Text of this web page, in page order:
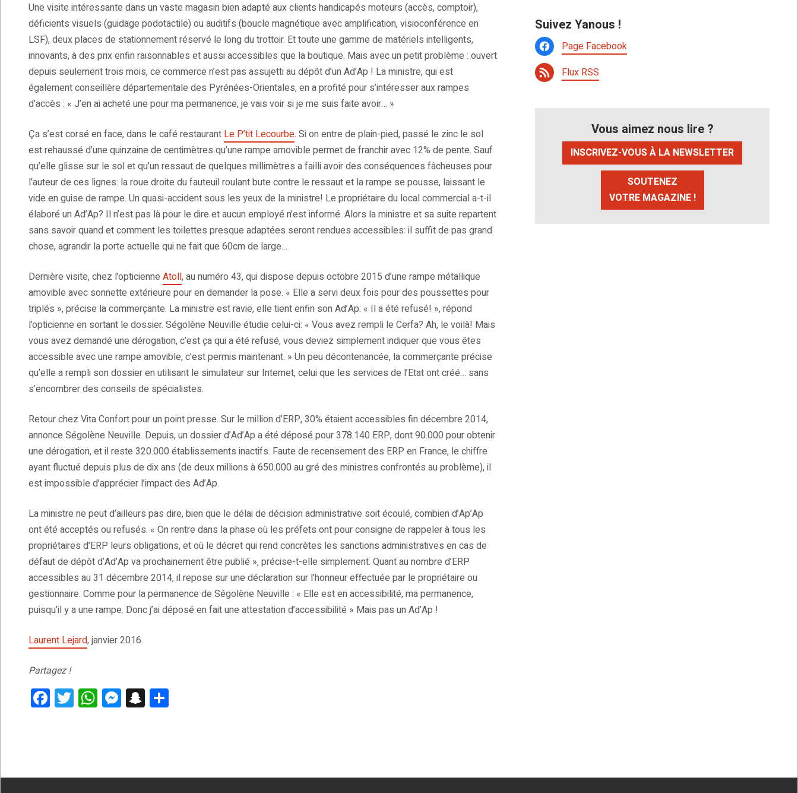
Une visite intéressante dans un vaste magasin bien adapté aux clients handicapés moteurs (accès, comptoir),
déficients visuels (guidage podotactile) ou auditifs (boucle magnétique avec amplification, visioconférence en
LSF), deux places de stationnement réservé le long du trottoir. Et toute une gamme de matériels intelligents,
innovants, à des prix enfin raisonnables et aussi accessibles que la boutique. Mais avec un petit problème : ouvert
depuis seulement trois mois, ce commerce n’est pas assujetti au dépôt d’un Ad’Ap ! La ministre, qui est
également conseillère départementale des Pyrénées-Orientales, en a profité pour s’intéresser aux rampes
d’accès : « J’en ai acheté une pour ma permanence, je vais voir si je me suis faite avoir… »
Ça s’est corsé en face, dans le café restaurant Le P’tit Lecourbe. Si on entre de plain-pied, passé le zinc le sol
est rehaussé d’une quinzaine de centimètres qu’une rampe amovible permet de franchir avec 12% de pente. Sauf
qu’elle glisse sur le sol et qu’un ressaut de quelques millimètres a failli avoir des conséquences fâcheuses pour
l’auteur de ces lignes: la roue droite du fauteuil roulant bute contre le ressaut et la rampe se pousse, laissant le
vide en guise de rampe. Un quasi-accident sous les yeux de la ministre! Le propriétaire du local commercial a-t-il
élaboré un Ad’Ap? Il n’est pas là pour le dire et aucun employé n’est informé. Alors la ministre et sa suite repartent
sans savoir quand et comment les toilettes presque adaptées seront rendues accessibles: il suffit de pas grand
chose, agrandir la porte actuelle qui ne fait que 60cm de large…
Dernière visite, chez l’opticienne Atoll, au numéro 43, qui dispose depuis octobre 2015 d’une rampe métallique
amovible avec sonnette extérieure pour en demander la pose. « Elle a servi deux fois pour des poussettes pour
triplés », précise la commerçante. La ministre est ravie, elle tient enfin son Ad’Ap: « Il a été refusé! », répond
l’opticienne en sortant le dossier. Ségolène Neuville étudie celui-ci: « Vous avez rempli le Cerfa? Ah, le voilà! Mais
vous avez demandé une dérogation, c’est ça qui a été refusé, vous deviez simplement indiquer que vous êtes
accessible avec une rampe amovible, c’est permis maintenant. » Un peu décontenancée, la commerçante précise
qu’elle a rempli son dossier en utilisant le simulateur sur Internet, celui que les services de l’Etat ont créé… sans
s’encombrer des conseils de spécialistes.
Retour chez Vita Confort pour un point presse. Sur le million d’ERP, 30% étaient accessibles fin décembre 2014,
annonce Ségolène Neuville. Depuis, un dossier d’Ad’Ap a été déposé pour 378.140 ERP, dont 90.000 pour obtenir
une dérogation, et il reste 320.000 établissements inactifs. Faute de recensement des ERP en France, le chiffre
ayant fluctué depuis plus de dix ans (de deux millions à 650.000 au gré des ministres confrontés au problème), il
est impossible d’apprécier l’impact des Ad’Ap.
La ministre ne peut d’ailleurs pas dire, bien que le délai de décision administrative soit écoulé, combien d’Ap’Ap
ont été acceptés ou refusés. « On rentre dans la phase où les préfets ont pour consigne de rappeler à tous les
propriétaires d’ERP leurs obligations, et où le décret qui rend concrètes les sanctions administratives en cas de
défaut de dépôt d’Ad’Ap va prochainement être publié », précise-t-elle simplement. Quant au nombre d’ERP
accessibles au 31 décembre 2014, il repose sur une déclaration sur l’honneur effectuée par le propriétaire ou
gestionnaire. Comme pour la permanence de Ségolène Neuville : « Elle est en accessibilité, ma permanence,
puisqu’il y a une rampe. Donc j’ai déposé en fait une attestation d’accessibilité » Mais pas un Ad’Ap !
Laurent Lejard, janvier 2016.
Partagez !
F
a
o
T
wi
W
h
A
M
es
g
S
n
c er
Suivez Yanous !
Page Facebook
Flux RSS
Vous aimez nous lire ?
INSCRIVEZ-VOUS À LA NEWSLETTER
SOUTENEZ
VOTRE MAGAZINE !